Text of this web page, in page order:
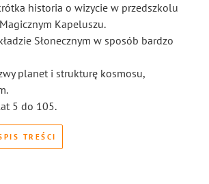
historia o wizycie w przedszkolu
Kapeluszu.
Słonecznym w sposób bardzo
planet i strukturę kosmosu,
5 do 105.
TREŚCI